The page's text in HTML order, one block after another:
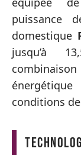
domestique
jusqu’à
conditions